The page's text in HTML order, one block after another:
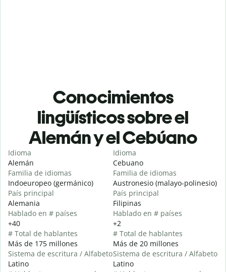
Conocimientos
lingüísticos sobre el
Alemán y el Cebúano
Idioma
Alemán
Familia de idiomas
Indoeuropeo (germánico)
País principal
Alemania
Hablado en # países
+40
# Total de hablantes
Más de 175 millones
Sistema de escritura / Alfabeto
Latino
Idioma
Cebuano
Familia de idiomas
Austronesio (malayo-polinesio)
País principal
Filipinas
Hablado en # países
+2
# Total de hablantes
Más de 20 millones
Sistema de escritura / Alfabeto
Latino